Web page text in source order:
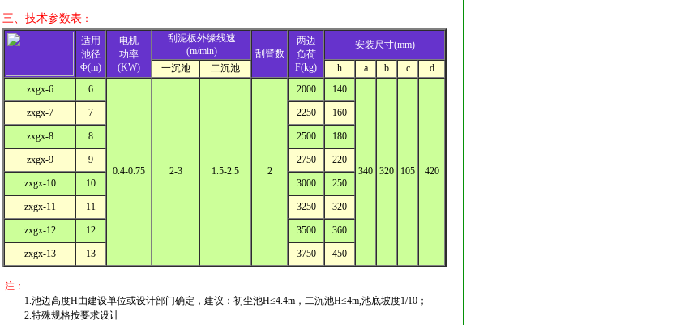
三、技术参数表 ：
适用
池径
Φ(m)
电机
功率
(KW)
刮泥板外缘线速
(m/min)
刮臂数
两边
负荷
F(kg)
安装尺寸(mm)
一沉池 二沉池 h a b c
d
zxgx-6
6
0.4-0.75 2-3 1.5-2.5 2
2000 140
340 320 105 420
zxgx-7 7 2250 160
zxgx-8 8 2500 180
zxgx-9 9 2750 220
zxgx-10 10 3000 250
zxgx-11 11 3250 320
zxgx-12 12 3500 360
zxgx-13 13 3750 450
注：
1.池边高度H由建设单位或设计部门确定，建议：初尘池H≤4.4m，二沉池H≤4m,池底坡度1/10；
2.特殊规格按要求设计